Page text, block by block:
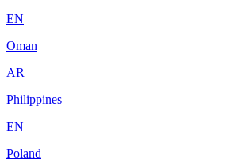
EN
Oman
AR
Philippines
EN
Poland